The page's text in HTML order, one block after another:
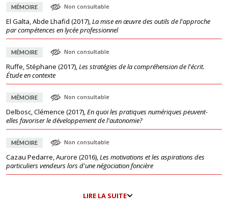
MÉMOIRE Non consultable
El Galta, Abde Lhafid (2017),La mise en œuvre des outils de l'approche
par compétences en lycée professionnel
MÉMOIRE Non consultable
Ruffe, Stéphane (2017),Les stratégies de la compréhension de l'écrit.
Étude en contexte
MÉMOIRE Non consultable
Delbosc, Clémence (2017),En quoi les pratiques numériques peuvent-
elles favoriser le développement de l'autonomie?
MÉMOIRE Non consultable
Cazau Pedarre, Aurore (2016),Les motivations et les aspirations des
particuliers vendeurs lors d'une négociation foncière
LIRE LA SUITE